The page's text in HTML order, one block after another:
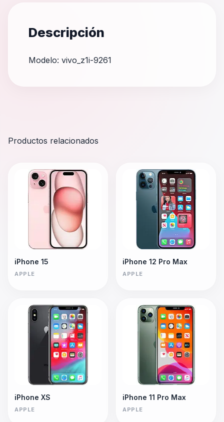
Descripción
Modelo: vivo_z1i-9261
Productos relacionados
iPhone 15
APPLE
iPhone 12 Pro Max
APPLE
iPhone XS
APPLE
iPhone 11 Pro Max
APPLE